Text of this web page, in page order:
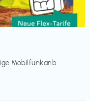
Mobilfunkanb...